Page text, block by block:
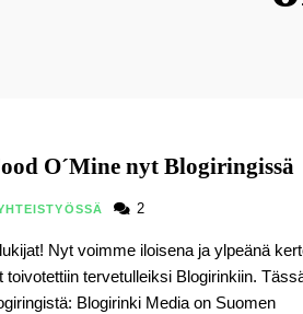
O´Mine nyt Blogiringissä
2
Nyt voimme iloisena ja ylpeänä
toivotettiin tervetulleiksi Blogirinkiin.
Blogirinki Media on Suomen